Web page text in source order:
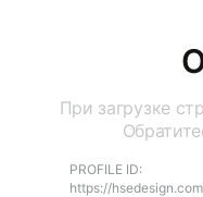
При загрузке
PROFILE ID:
https://